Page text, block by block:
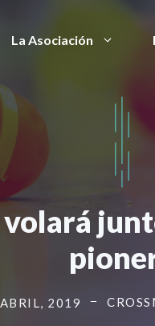
La Asociación
2019